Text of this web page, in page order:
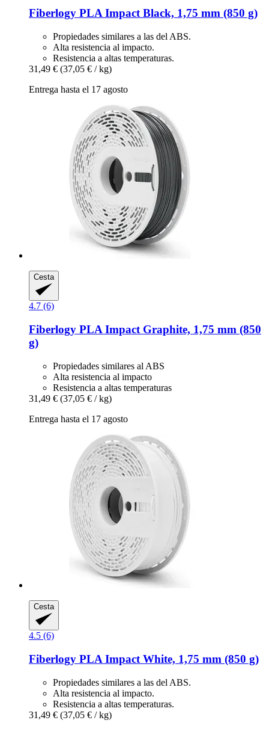
Fiberlogy PLA Impact Black, 1,75 mm (850 g)
Propiedades similares a las del ABS.
Alta resistencia al impacto.
Resistencia a altas temperaturas.
31,49 € (37,05 € / kg)
Entrega hasta el 17 agosto
Cesta
4.7 (6)
Fiberlogy PLA Impact Graphite, 1,75 mm (850
g)
Propiedades similares al ABS
Alta resistencia al impacto
Resistencia a altas temperaturas
31,49 € (37,05 € / kg)
Entrega hasta el 17 agosto
Cesta
4.5 (6)
Fiberlogy PLA Impact White, 1,75 mm (850 g)
Propiedades similares a las del ABS.
Alta resistencia al impacto.
Resistencia a altas temperaturas.
31,49 € (37,05 € / kg)